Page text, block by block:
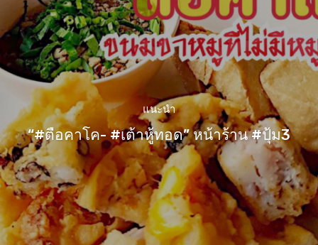
แนะนำ
“#ตือคาโค- #เต้าหู้ทอด” หน้าร้าน #ปุ้ม3